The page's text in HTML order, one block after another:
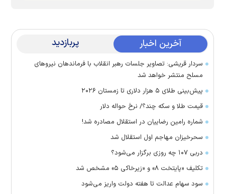
آخرین اخبار پربازدید
سردار قریشی: تصاویر جلسات رهبر انقلاب با فرماندهان نیرو‌های
مسلح منتشر خواهد شد
پیش‌بینی طلای ۵ هزار دلاری تا زمستان ۲۰۲۶
قیمت طلا و سکه چند؟/ نرخ حواله دلار
شماره رامین رضاییان در استقلال مصادره شد!
سحرخیزان مهاجم اول استقلال شد
دربی ۱۰۷ چه روزی برگزار می‌شود؟
تکلیف «پایتخت ۸» و «زیرخاکی ۵» مشخص شد
سود سهام عدالت تا هفته دولت واریز می‌شود